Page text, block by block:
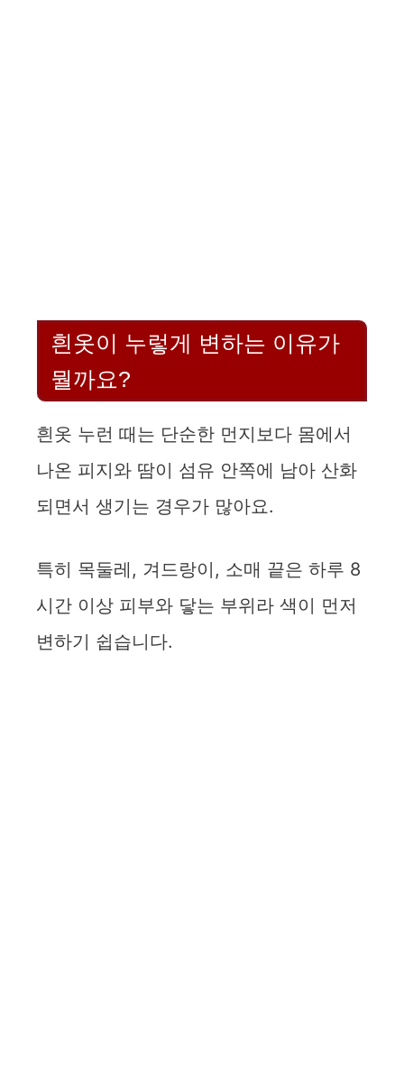
흰옷이 누렇게 변하는 이유가
뭘까요?
흰옷 누런 때는 단순한 먼지보다 몸에서
나온 피지와 땀이 섬유 안쪽에 남아 산화
되면서 생기는 경우가 많아요.
특히 목둘레, 겨드랑이, 소매 끝은 하루 8
시간 이상 피부와 닿는 부위라 색이 먼저
변하기 쉽습니다.